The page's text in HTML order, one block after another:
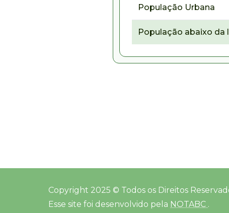
População Urbana
População abaixo da
Copyright 2025 © Todos os Direitos
Esse site foi desenvolvido pela NOTABC .